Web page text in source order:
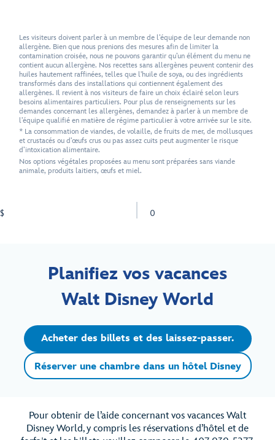
Les visiteurs doivent parler à un membre de l’équipe de leur demande non
allergène. Bien que nous prenions des mesures afin de limiter la
contamination croisée, nous ne pouvons garantir qu’un élément du menu ne
contient aucun allergène. Nos recettes sans allergènes peuvent contenir des
huiles hautement raffinées, telles que l'huile de soya, ou des ingrédients
transformés dans des installations qui contiennent également des
allergènes. Il revient à nos visiteurs de faire un choix éclairé selon leurs
besoins alimentaires particuliers. Pour plus de renseignements sur les
demandes concernant les allergènes, demandez à parler à un membre de
l’équipe qualifié en matière de régime particulier à votre arrivée sur le site.
* La consommation de viandes, de volaille, de fruits de mer, de mollusques
et crustacés ou d’œufs crus ou pas assez cuits peut augmenter le risque
d’intoxication alimentaire.
Nos options végétales proposées au menu sont préparées sans viande
animale, produits laitiers, œufs et miel.
$ 0
Planifiez vos vacances
Walt Disney World
Acheter des billets et des laissez-passer.
Réserver une chambre dans un hôtel Disney
Pour obtenir de l’aide concernant vos vacances Walt
Disney World, y compris les réservations d’hôtel et de